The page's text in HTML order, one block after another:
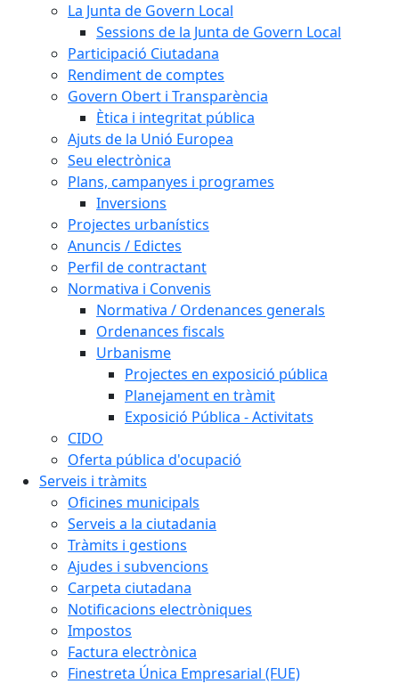
La Junta de Govern Local
Sessions de la Junta de Govern Local
Participació Ciutadana
Rendiment de comptes
Govern Obert i Transparència
Ètica i integritat pública
Ajuts de la Unió Europea
Seu electrònica
Plans, campanyes i programes
Inversions
Projectes urbanístics
Anuncis / Edictes
Perfil de contractant
Normativa i Convenis
Normativa / Ordenances generals
Ordenances fiscals
Urbanisme
Projectes en exposició pública
Planejament en tràmit
Exposició Pública - Activitats
CIDO
Oferta pública d'ocupació
Serveis i tràmits
Oficines municipals
Serveis a la ciutadania
Tràmits i gestions
Ajudes i subvencions
Carpeta ciutadana
Notificacions electròniques
Impostos
Factura electrònica
Finestreta Única Empresarial (FUE)